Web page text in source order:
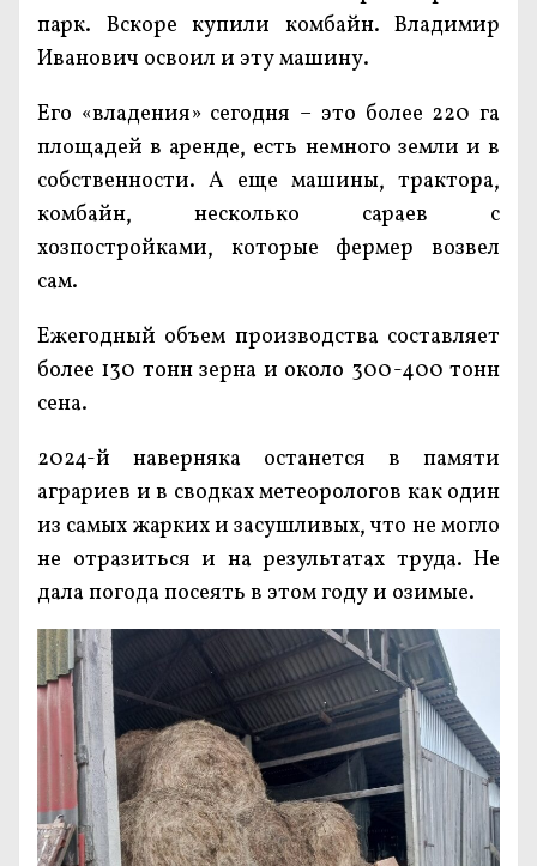
парк. Вскоре купили комбайн. Владимир
Иванович освоил и эту машину.
Его «владения» сегодня – это более 220 га
площадей в аренде, есть немного земли и в
собственности. А еще машины, трактора,
комбайн, несколько сараев с
хозпостройками, которые фермер возвел
сам.
Ежегодный объем производства составляет
более 130 тонн зерна и около 300-400 тонн
сена.
2024-й наверняка останется в памяти
аграриев и в сводках метеорологов как один
из самых жарких и засушливых, что не могло
не отразиться и на результатах труда. Не
дала погода посеять в этом году и озимые.